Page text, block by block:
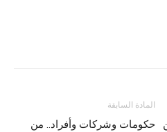
المادة السابقة
حكومات وشركات وأفراد.. من